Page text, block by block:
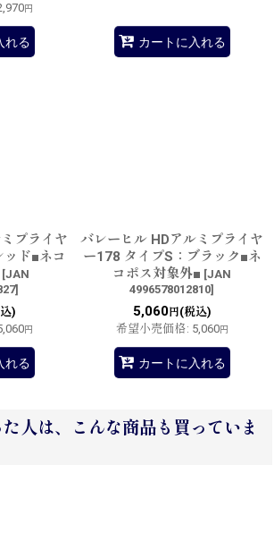
円
れる カートに入れる
プライヤ
ド■ネコ
[JAN
]
)
円
れる
バレーヒル HDアルミプライヤ
ー178 タイプS：ブラック■ネ
コポス対象外■ [JAN
4996578012810]
5,060円(税込)
希望小売価格: 5,060円
カートに入れる
人は、こんな商品も買っていま